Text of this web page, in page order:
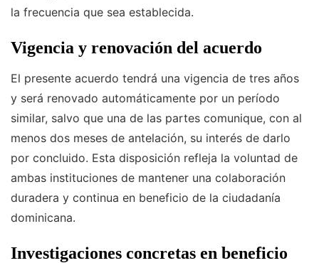
la frecuencia que sea establecida.
Vigencia y renovación del acuerdo
El presente acuerdo tendrá una vigencia de tres años
y será renovado automáticamente por un período
similar, salvo que una de las partes comunique, con al
menos dos meses de antelación, su interés de darlo
por concluido. Esta disposición refleja la voluntad de
ambas instituciones de mantener una colaboración
duradera y continua en beneficio de la ciudadanía
dominicana.
Investigaciones concretas en beneficio